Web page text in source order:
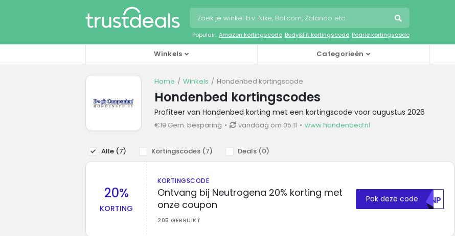
Populair: Amazon kortingscode Body&Fit kortingscode Pearle kortingscode
Winkels Categorieën
Home Winkels Hondenbed kortingscode
Hondenbed kortingscodes
Profiteer van Hondenbed korting met een kortingscode voor augustus 2026
€19 Gem. besparing vandaag om 05:11 www.hondenbed.nl
Alle (7) Kortingscodes (7) Deals (0)
20%
KORTING
KORTINGSCODE
Ontvang bij Neutrogena 20% korting met
onze coupon
205 GEBRUIKT
Pak deze code VENP